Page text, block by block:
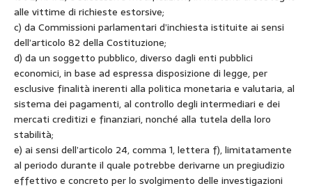
alle vittime di richieste estorsive;
c) da Commissioni parlamentari d’inchiesta istituite ai sensi
dell’articolo 82 della Costituzione;
d) da un soggetto pubblico, diverso dagli enti pubblici
economici, in base ad espressa disposizione di legge, per
esclusive finalità inerenti alla politica monetaria e valutaria, al
sistema dei pagamenti, al controllo degli intermediari e dei
mercati creditizi e finanziari, nonché alla tutela della loro
stabilità;
e) ai sensi dell’articolo 24, comma 1, lettera f), limitatamente
al periodo durante il quale potrebbe derivarne un pregiudizio
effettivo e concreto per lo svolgimento delle investigazioni